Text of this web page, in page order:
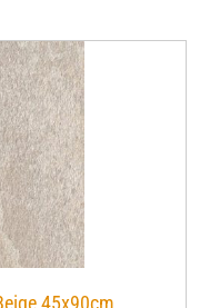
45x90cm